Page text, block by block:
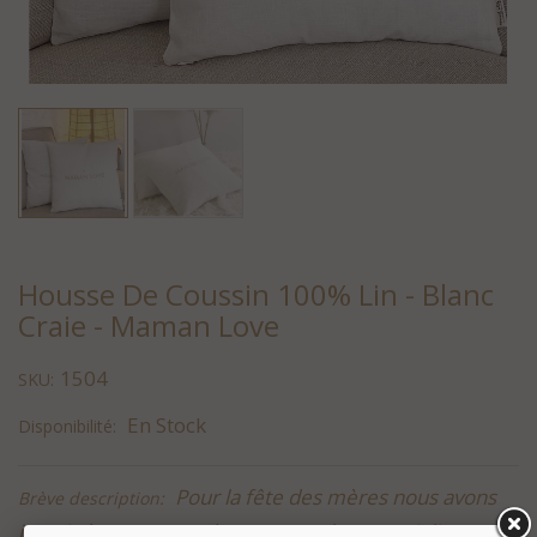
Housse De Coussin 100% Lin - Blanc
Craie - Maman Love
SKU: 1504
Disponibilité: En Stock
Brève description: Pour la fête des mères nous avons